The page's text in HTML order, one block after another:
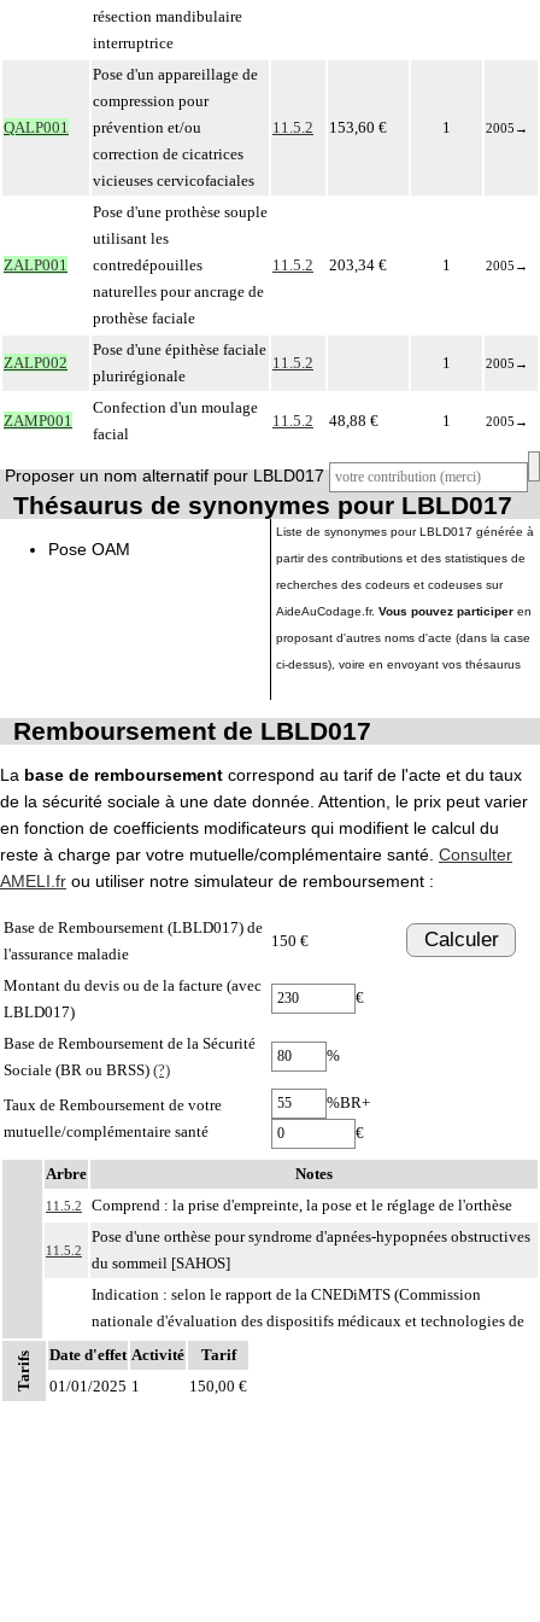
résection mandibulaire
interruptrice
QALP001
Pose d'un appareillage de
compression pour
prévention et/ou
correction de cicatrices
vicieuses cervicofaciales
11.5.2 153,60 € 1 2005 →
ZALP001
Pose d'une prothèse souple
utilisant les
contredépouilles
naturelles pour ancrage de
prothèse faciale
11.5.2 203,34 € 1 2005 →
ZALP002
Pose d'une épithèse faciale
plurirégionale
11.5.2 1 2005 →
ZAMP001
Confection d'un moulage
facial
11.5.2 48,88 € 1 2005 →
Proposer un nom alternatif pour LBLD017
Thésaurus de synonymes pour LBLD017
Pose OAM
Liste de synonymes pour LBLD017 générée à
partir des contributions et des statistiques de
recherches des codeurs et codeuses sur
AideAuCodage.fr. Vous pouvez participer en
proposant d'autres noms d'acte (dans la case
ci-dessus), voire en envoyant vos thésaurus
Remboursement de LBLD017
La base de remboursement correspond au tarif de l'acte et du taux
de la sécurité sociale à une date donnée. Attention, le prix peut varier
en fonction de coefficients modificateurs qui modifient le calcul du
reste à charge par votre mutuelle/complémentaire santé. Consulter
AMELI.fr ou utiliser notre simulateur de remboursement :
Base de Remboursement (LBLD017) de
l'assurance maladie
150 € Calculer
Montant du devis ou de la facture (avec
LBLD017)
€
Base de Remboursement de la Sécurité
Sociale (BR ou BRSS) (?)
%
Taux de Remboursement de votre
mutuelle/complémentaire santé
%BR+
€
Arbre Notes
11.5.2 Comprend : la prise d'empreinte, la pose et le réglage de l'orthèse
11.5.2
Pose d'une orthèse pour syndrome d'apnées-hypopnées obstructives
du sommeil [SAHOS]
Indication : selon le rapport de la CNEDiMTS (Commission
nationale d'évaluation des dispositifs médicaux et technologies de
santé) - HAS - du 15 juillet 2014 :
- patient présentant un indice d'apnées-hypopnées compris entre 15
et 30 évènements par heure, en l'absence de signe de gravité
Tarifs Date d'effet Activité
Tarif
01/01/2025 1 150,00 €